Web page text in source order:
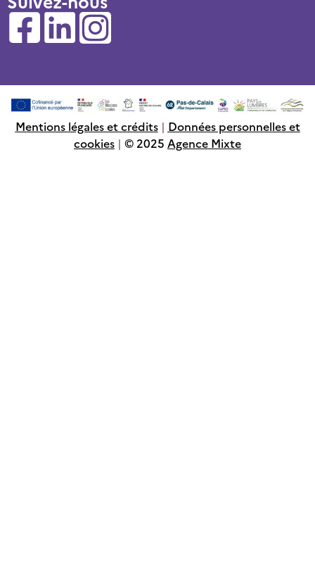
Mentions légales et crédits | Données personnelles et
cookies | © 2025 Agence Mixte